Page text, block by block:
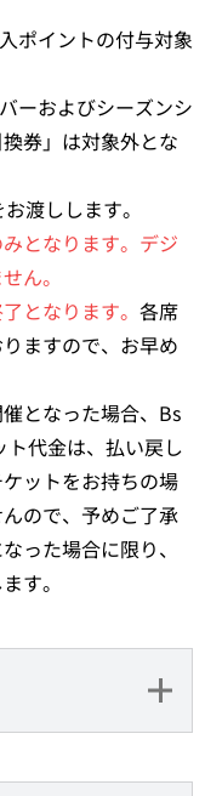
ポイントの付与対象
ーおよびシーズンシ
券」は対象外とな
渡しします。
となります。デジ
ん。
となります。 各席
ますので、お早め
となった場合、Bs
代金は、払い戻し
ットをお持ちの場
ので、予めご了承
った場合に限り、
す。